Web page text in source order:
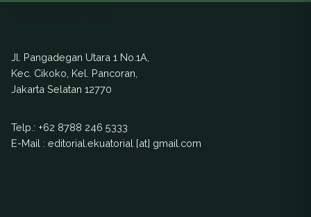
Jl. Pangadegan Utara 1 No.1A,
Kec. Cikoko, Kel. Pancoran,
Jakarta Selatan 12770
Telp.: +62 8788 246 5333
E-Mail : editorial.ekuatorial [at] gmail.com